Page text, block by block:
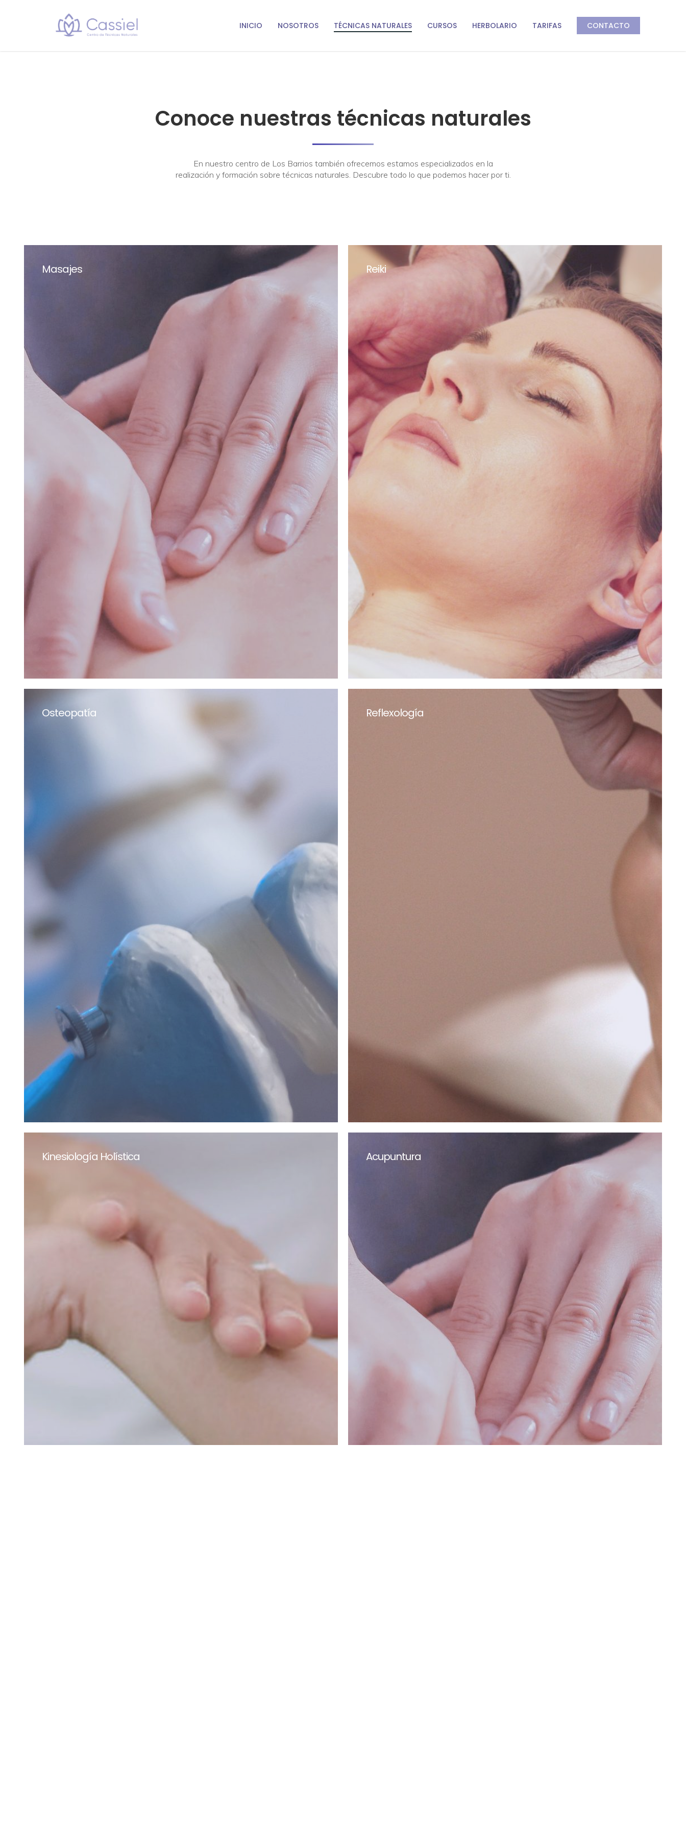
INICIO NOSOTROS TÉCNICAS NATURALES CURSOS HERBOLARIO TARIFAS CONTACTO
Conoce nuestras técnicas naturales
En nuestro centro de Los Barrios también ofrecemos estamos especializados en la
realización y formación sobre técnicas naturales. Descubre todo lo que podemos hacer por ti.
Masajes Reiki
Osteopatía Reflexología
Kinesiología Holística Acupuntura